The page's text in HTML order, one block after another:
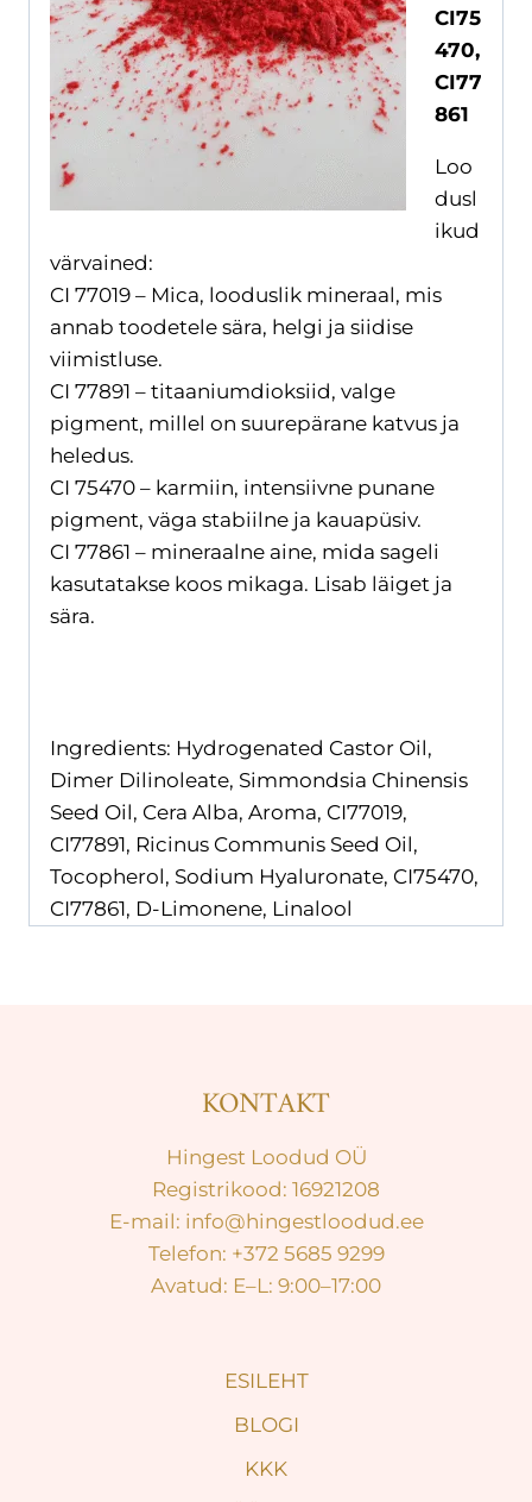
CI75
470,
CI77
861
Loo
dusl
ikud
värvained:
CI 77019 – Mica, looduslik mineraal, mis
annab toodetele sära, helgi ja siidise
viimistluse.
CI 77891 – titaaniumdioksiid, valge
pigment, millel on suurepärane katvus ja
heledus.
CI 75470 – karmiin, intensiivne punane
pigment, väga stabiilne ja kauapüsiv.
CI 77861 – mineraalne aine, mida sageli
kasutatakse koos mikaga. Lisab läiget ja
sära.
Ingredients: Hydrogenated Castor Oil,
Dimer Dilinoleate, Simmondsia Chinensis
Seed Oil, Cera Alba, Aroma, CI77019,
CI77891, Ricinus Communis Seed Oil,
Tocopherol, Sodium Hyaluronate, CI75470,
CI77861, D-Limonene, Linalool
KONTAKT
Hingest Loodud OÜ
Registrikood: 16921208
E-mail: info@hingestloodud.ee
Telefon: +372 5685 9299
Avatud: E–L: 9:00–17:00
ESILEHT
BLOGI
KKK